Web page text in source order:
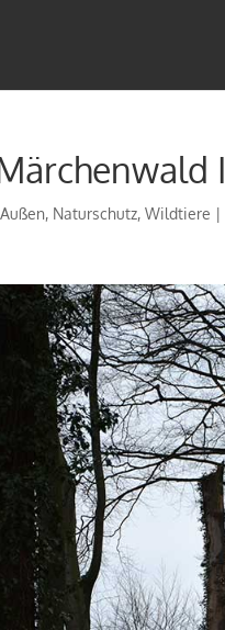
I
Außen, Naturschutz,Wildtiere |